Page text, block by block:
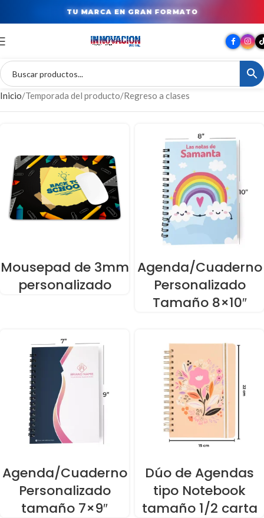
TU MARCA EN GRAN FORMATO
Inicio Temporada del producto Regreso a clases
Mousepad de 3mm
personalizado
Agenda/Cuaderno
Personalizado
Tamaño 8×10″
Agenda/Cuaderno
Personalizado
tamaño 7×9″
Dúo de Agendas
tipo Notebook
tamaño 1/2 carta